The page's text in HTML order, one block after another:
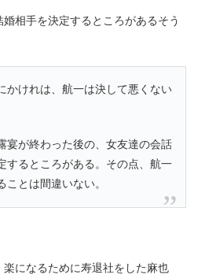
相手を決定するところがあるそう
かけれは、航一は決して悪くない
宴が終わった後の、女友達の会話
するところがある。その点、航一
とは間違いない。
になるために寿退社をした麻也